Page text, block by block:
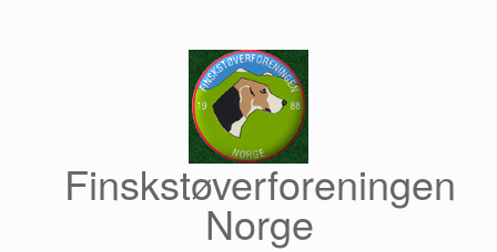
Finskstøverforeningen
Norge